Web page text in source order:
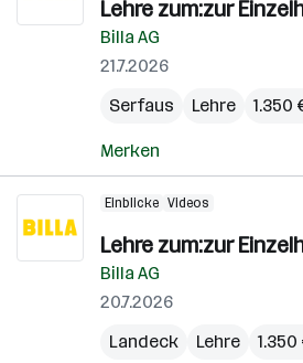
Lehre zum:zur
Billa AG
21.7.2026
Serfaus
Lehre 1.350
Merken
Einblicke Videos
Lehre zum:zur
Billa AG
20.7.2026
Landeck
Lehre